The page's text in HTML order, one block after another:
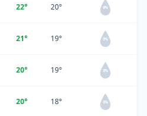
22° 20° 0%
21° 19° 0%
20° 19° 0%
20° 18° 0%